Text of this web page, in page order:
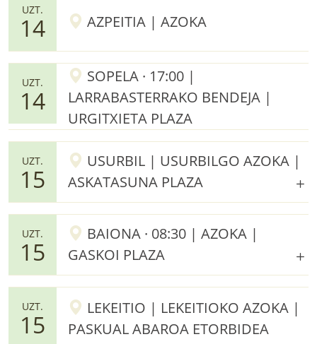
UZT.
14 AZPEITIA | AZOKA
UZT.
14
SOPELA · 17:00 |
LARRABASTERRAKO BENDEJA |
URGITXIETA PLAZA
UZT.
15
USURBIL | USURBILGO AZOKA |
ASKATASUNA PLAZA
UZT.
15
BAIONA · 08:30 | AZOKA |
GASKOI PLAZA
UZT.
15
LEKEITIO | LEKEITIOKO AZOKA |
PASKUAL ABAROA ETORBIDEA